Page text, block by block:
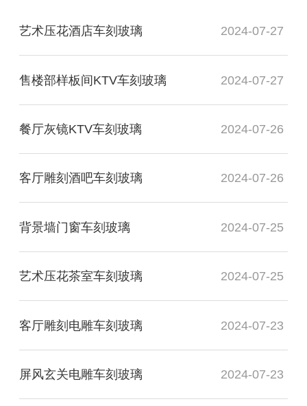
艺术压花酒店车刻玻璃 2024-07-27
售楼部样板间KTV车刻玻璃 2024-07-27
餐厅灰镜KTV车刻玻璃 2024-07-26
客厅雕刻酒吧车刻玻璃 2024-07-26
背景墙门窗车刻玻璃 2024-07-25
艺术压花茶室车刻玻璃 2024-07-25
客厅雕刻电雕车刻玻璃 2024-07-23
屏风玄关电雕车刻玻璃 2024-07-23